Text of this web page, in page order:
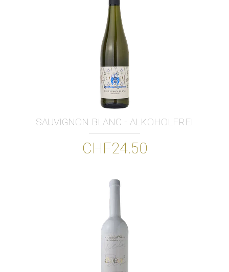
SAUVIGNON BLANC - ALKOHOLFREI
CHF24.50